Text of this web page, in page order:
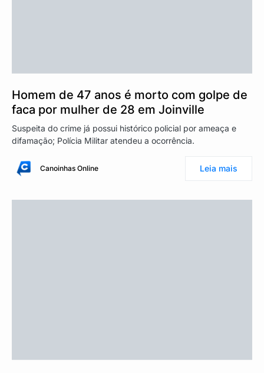
Homem de 47 anos é morto com golpe de
faca por mulher de 28 em Joinville
Suspeita do crime já possui histórico policial por ameaça e
difamação; Polícia Militar atendeu a ocorrência.
Canoinhas Online Leia mais